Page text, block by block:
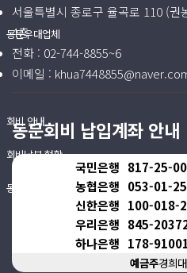
동문우대업체
회비 안내
회비납부 현황
동문ID카드 발급
서울특별시 종로구 율곡로 110 (권
4층
전화 : 02-744-8855~6
이메일 :
동문회비 납입계좌 안내
국민은행 817-25-
농협은행 053-01-
신한은행 100-018-
우리은행 845-
하나은행 178-
예금주경희